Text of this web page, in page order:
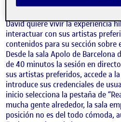
David quiere vivir la experiencia
interactuar con sus artistas
contenidos para su sección sobre
Desde la sala Apolo de
de 40 minutos la sesión en
sus artistas preferidos, accede a
introduce sus credenciales de
inicio selecciona la pestaña de
mucha gente alrededor, la sala
posición no es del todo cómoda,